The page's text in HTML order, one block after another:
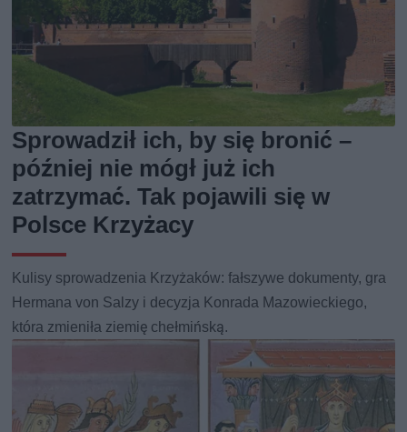
Sprowadził ich, by się bronić –
później nie mógł już ich
zatrzymać. Tak pojawili się w
Polsce Krzyżacy
Kulisy sprowadzenia Krzyżaków: fałszywe dokumenty, gra
Hermana von Salzy i decyzja Konrada Mazowieckiego,
która zmieniła ziemię chełmińską.